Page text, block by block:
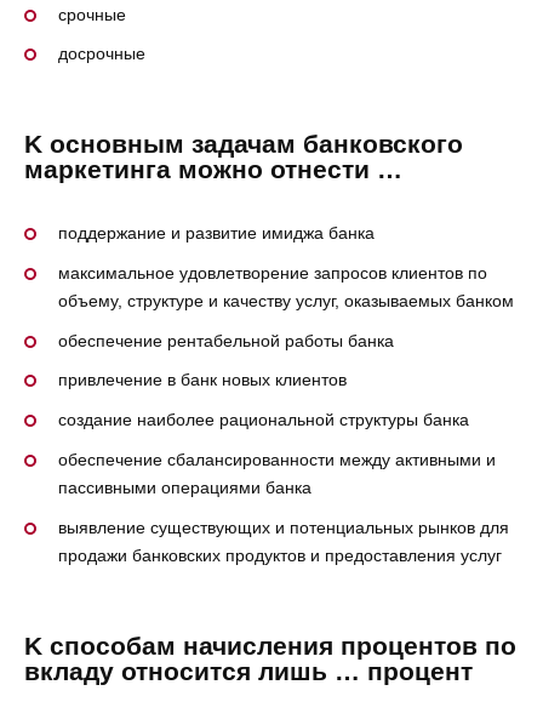
срочные
досрочные
K основным задачам банковского
маркетинга можно отнести …
поддержание и развитие имиджа банка
максимальное удовлетворение запросов клиентов по
объему, структуре и качеству услуг, оказываемых банком
обеспечение рентабельной работы банка
привлечение в банк новых клиентов
создание наиболее рациональной структуры банка
обеспечение сбалансированности между активными и
пассивными операциями банка
выявление существующих и потенциальных рынков для
продажи банковских продуктов и предоставления услуг
K способам начисления процентов по
вкладу относится лишь … процент